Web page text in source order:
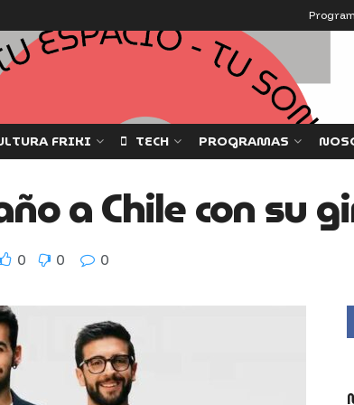
FRIKI TECH PROGRAMAS
a Chile con su
0 0 0